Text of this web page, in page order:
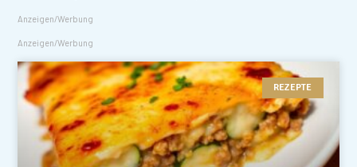
Anzeigen/Werbung
Anzeigen/Werbung
REZEPTE